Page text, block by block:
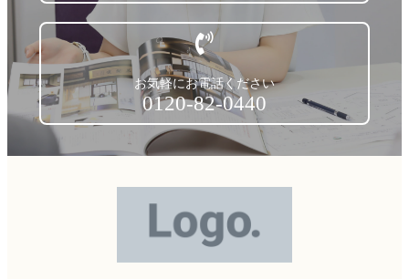
お気軽にお電話ください
0120-82-0440